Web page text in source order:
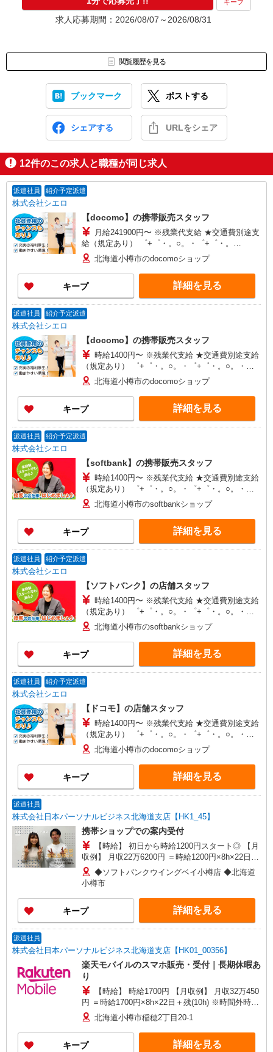
キープ
求人応募期間：2026/08/07～2026/08/31
閲覧履歴を見る
ブックマーク ポストする
シェアする URLをシェア
12件のこの求人と職種が同じ求人
派遣社員 紹介予定派遣
株式会社シエロ
【docomo】の携帯販売スタッフ
月給241900円〜 ※残業代支給 ★交通費別途支
給（規定あり） ゜+゜・。○。・゜+゜・。
○。・゜+゜ 入社祝い金10万円支給(規定有) お友達
を紹介頂くと, インセンティブ支給(規定有) ゜・。
○。・゜+゜・。○。・゜+゜
北海道小樽市のdocomoショップ
キープ 詳細を見る
派遣社員 紹介予定派遣
株式会社シエロ
【docomo】の携帯販売スタッフ
時給1400円〜 ※残業代支給 ★交通費別途支給
（規定あり） ゜+゜・。○。・゜+゜・。○。・゜
+゜ 入社祝い金10万円支給(規定有) お友達を紹介
頂くと, インセンティブ支給(規定有) ★月2回払
い・週払い可能（規程有）★ ゜・。○。・゜
+゜・。○。・゜+゜
北海道小樽市のdocomoショップ
キープ 詳細を見る
派遣社員 紹介予定派遣
株式会社シエロ
【softbank】の携帯販売スタッフ
時給1400円〜 ※残業代支給 ★交通費別途支給
（規定あり） ゜+゜・。○。・゜+゜・。○。・゜
+゜ 入社祝い金10万円支給(規定有) お友達を紹介
頂くと, インセンティブ支給(規定有) ★月2回払
い・週払い可能（規程有）★ ゜・。○。・゜
+゜・。○。・゜+゜
北海道小樽市のsoftbankショップ
キープ 詳細を見る
派遣社員 紹介予定派遣
株式会社シエロ
【ソフトバンク】の店舗スタッフ
時給1400円〜 ※残業代支給 ★交通費別途支給
（規定あり） ゜+゜・。○。・゜+゜・。○。・゜
+゜ 入社祝い金10万円支給(規定有) お友達を紹介
頂くと, インセンティブ支給(規定有) ★月2回払
い・週払い可能（規程有）★ ゜・。○。・゜
+゜・。○。・゜+゜
北海道小樽市のsoftbankショップ
キープ 詳細を見る
派遣社員 紹介予定派遣
株式会社シエロ
【ドコモ】の店舗スタッフ
時給1400円〜 ※残業代支給 ★交通費別途支給
（規定あり） ゜+゜・。○。・゜+゜・。○。・゜
+゜ 入社祝い金10万円支給(規定有) お友達を紹介
頂くと, インセンティブ支給(規定有) ★月2回払
い・週払い可能（規程有）★ ゜・。○。・゜
+゜・。○。・゜+゜
北海道小樽市のdocomoショップ
キープ 詳細を見る
派遣社員
株式会社日本パーソナルビジネス北海道支店【HK1_45】
携帯ショップでの案内受付
【時給】 初日から時給1200円スタート◎ 【月
収例】 月収22万6200円 ＝時給1200円×8h×22日＋
残(10h) ●交通費支給(規定有) ●残業手当（時給
×1.25） ●各種手当支給 各種社会保険完備/年次有
給休暇/昇給制度 時間外手当/制服貸与/携帯電話割
引 無料の健康診断/介護・育児休暇など充実★
◆ソフトバンクウイングベイ小樽店 ◆北海道
小樽市
キープ 詳細を見る
派遣社員
株式会社日本パーソナルビジネス北海道支店【HK01_00356】
楽天モバイルのスマホ販売・受付｜長期休暇あ
り
【時給】 時給1700円 【月収例】 月収32万450
円 ＝時給1700円×8h×22日＋残(10h) ※時間外時給
2125円 ●交通費支給(規定有) ●残業手当（時給
×1.25） ●各種手当支給 各種社会保険完備/年次有
給休暇/昇給制度 時間外手当/制服貸与/携帯電話割
引 無料の健康診断/介護・育児休暇など充実★
北海道小樽市稲穂2丁目20-1
キープ 詳細を見る